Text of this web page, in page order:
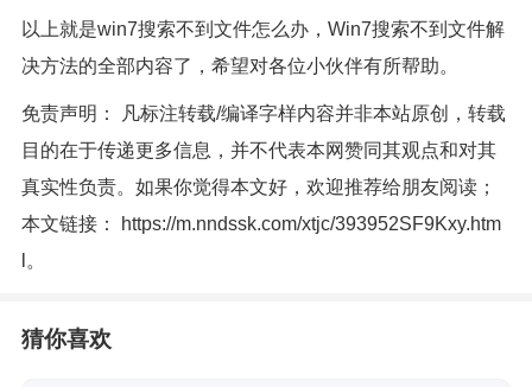
以上就是win7搜索不到文件怎么办，Win7搜索不到文件解
决方法的全部内容了，希望对各位小伙伴有所帮助。
免责声明： 凡标注转载/编译字样内容并非本站原创，转载
目的在于传递更多信息，并不代表本网赞同其观点和对其
真实性负责。如果你觉得本文好，欢迎推荐给朋友阅读；
本文链接：
https://m.nndssk.com/xtjc/393952SF9Kxy.htm
。
猜你喜欢